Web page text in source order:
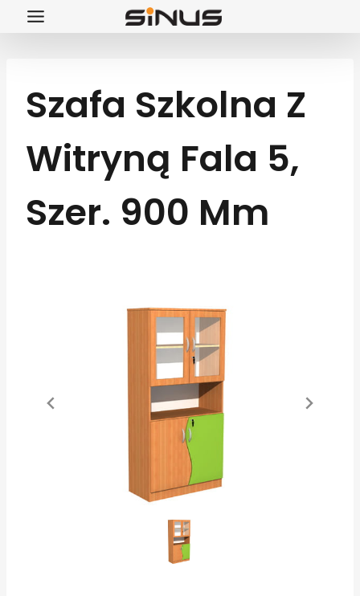
Przejdź
Szafa Szkolna Z
Witryną Fala 5,
Szer. 900 Mm